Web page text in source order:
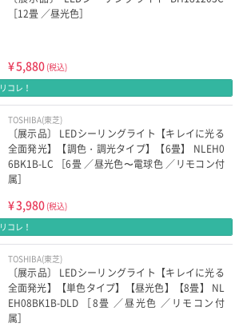
［12畳 ／昼光色］
¥5,880 (税込)
リコレ！
TOSHIBA(東芝)
〔展示品〕 LEDシーリングライト【キレイに光る
全面発光】【調色・調光タイプ】【6畳】 NLEH0
6BK1B-LC ［6畳 ／昼光色〜電球色 ／リモコン付
属］
¥3,980 (税込)
リコレ！
TOSHIBA(東芝)
〔展示品〕 LEDシーリングライト【キレイに光る
全面発光】【単色タイプ】【昼光色】【8畳】 NL
EH08BK1B-DLD ［8畳 ／昼光色 ／リモコン付
属］